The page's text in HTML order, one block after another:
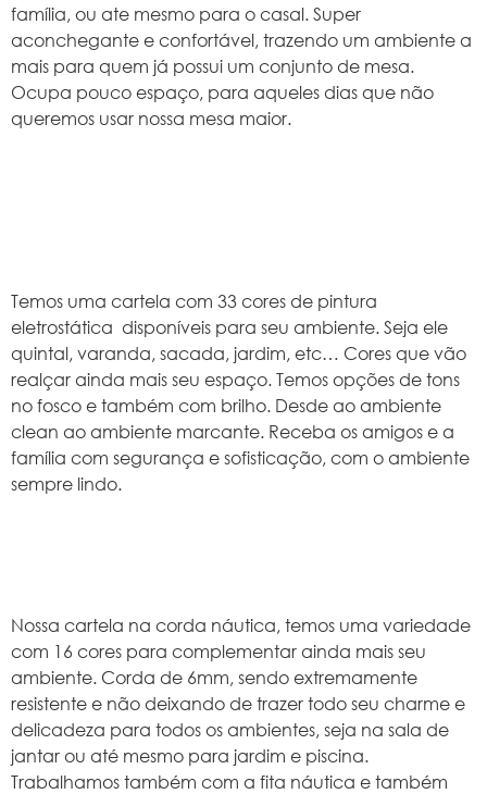
família, ou ate mesmo para o casal. Super
aconchegante e confortável, trazendo um ambiente a
mais para quem já possui um conjunto de mesa.
Ocupa pouco espaço, para aqueles dias que não
queremos usar nossa mesa maior.
Temos uma cartela com 33 cores de pintura
eletrostática disponíveis para seu ambiente. Seja ele
quintal, varanda, sacada, jardim, etc… Cores que vão
realçar ainda mais seu espaço. Temos opções de tons
no fosco e também com brilho. Desde ao ambiente
clean ao ambiente marcante. Receba os amigos e a
família com segurança e sofisticação, com o ambiente
sempre lindo.
Nossa cartela na corda náutica, temos uma variedade
com 16 cores para complementar ainda mais seu
ambiente. Corda de 6mm, sendo extremamente
resistente e não deixando de trazer todo seu charme e
delicadeza para todos os ambientes, seja na sala de
jantar ou até mesmo para jardim e piscina.
Trabalhamos também com a fita náutica e também